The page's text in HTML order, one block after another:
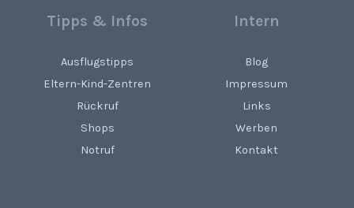
Tipps & Infos
Ausflugstipps
Eltern-Kind-Zentren
Rückruf
Shops
Notruf
Intern
Blog
Impressum
Links
Werben
Kontakt